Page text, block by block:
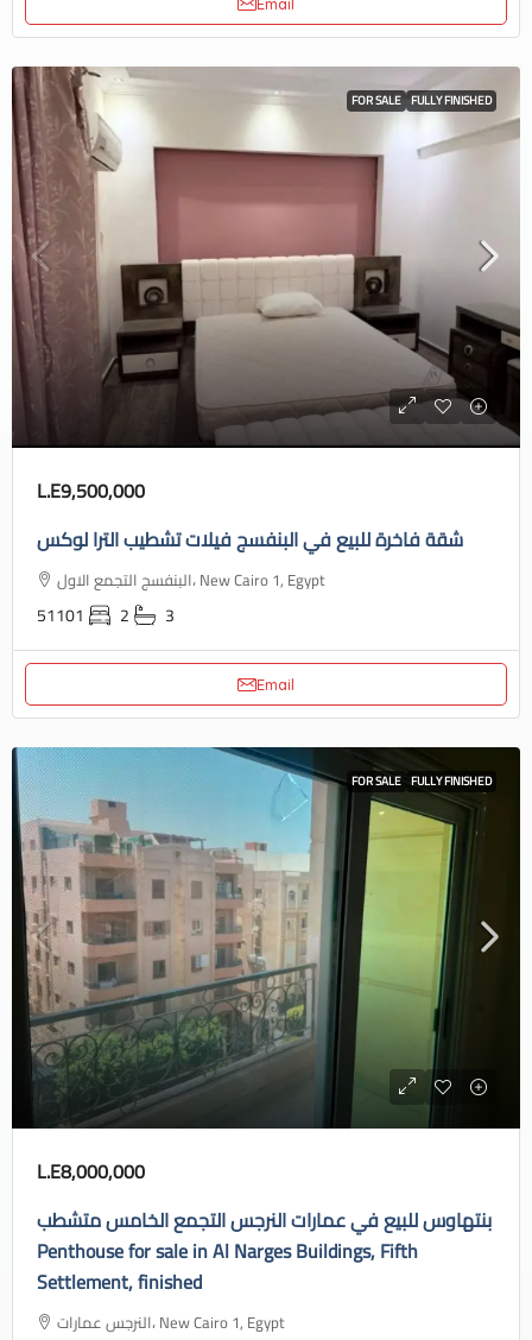
FOR SALE FULLY FINISHED
L.E9,500,000
شقة فاخرة للبيع في البنفسج فيلات تشطيب الترا لوكس
البنفسج التجمع الاول، New Cairo 1, Egypt
51101 2 3
Email
FOR SALE FULLY FINISHED
L.E8,000,000
بنتهاوس للبيع في عمارات النرجس التجمع الخامس متشطب
Penthouse for sale in Al Narges Buildings, Fifth
Settlement, finished
النرجس عمارات، New Cairo 1, Egypt